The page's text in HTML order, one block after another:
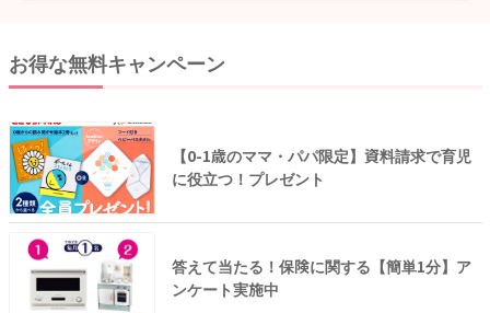
お得な無料キャンペーン
【0-1歳のママ・パパ限定】資料請求で育児
に役立つ！プレゼント
答えて当たる！保険に関する【簡単1分】ア
ンケート実施中